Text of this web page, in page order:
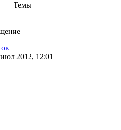
Темы
2012, 12:01